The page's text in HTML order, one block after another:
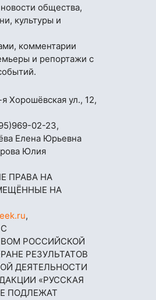
общества,
культуры и
комментарии
и репортажи с
Хорошёвская ул., 12,
02-23,
Елена Юрьевна
Юлия
ПРАВА НА
НА
,
РОССИЙСКОЙ
РЕЗУЛЬТАТОВ
ДЕЯТЕЛЬНОСТИ
«РУССКАЯ
ПОДЛЕЖАТ